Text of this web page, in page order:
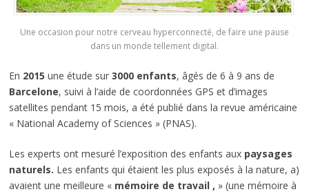
Une occasion pour notre cerveau hyperconnecté, de faire une pause
dans un monde tellement digital.
En 2015 une étude sur 3000 enfants, âgés de 6 à 9 ans de
Barcelone, suivi à l’aide de coordonnées GPS et d’images
satellites pendant 15 mois, a été publié dans la revue américaine
« National Academy of Sciences » (PNAS).
Les experts ont mesuré l’exposition des enfants aux paysages
naturels. Les enfants qui étaient les plus exposés à la nature, a)
avaient une meilleure « mémoire de travail , » (une mémoire à